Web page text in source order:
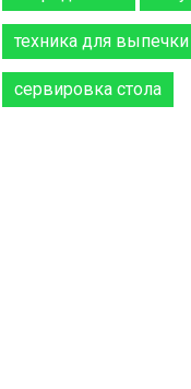
техника для выпечки
сервировка стола